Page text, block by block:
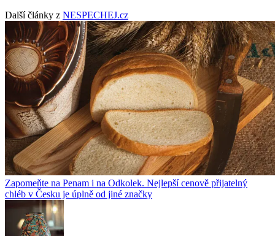
Další články z NESPECHEJ.cz
Zapomeňte na Penam i na Odkolek. Nejlepší cenově přijatelný
chléb v Česku je úplně od jiné značky